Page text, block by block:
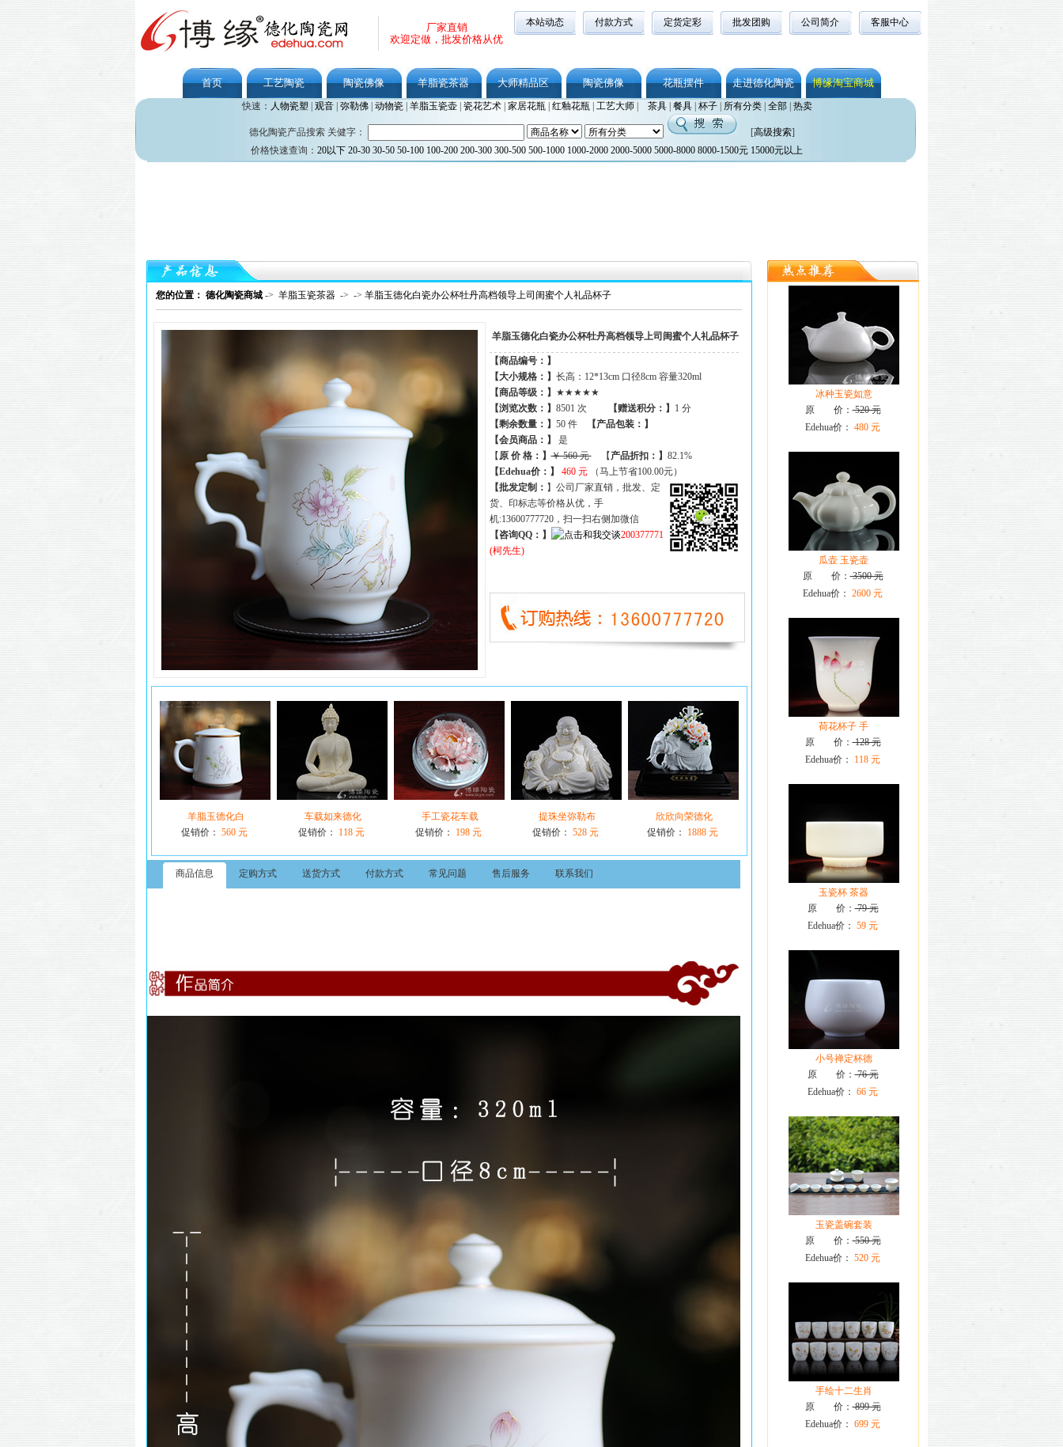
厂家直销
欢迎定做，批发价格从优
本站动态 付款方式 定货定彩 批发团购 公司简介 客服中心
首页 工艺陶瓷 陶瓷佛像 羊脂瓷茶器 大师精品区 陶瓷佛像 花瓶摆件 走进德化陶瓷 博缘淘宝商城
快速： 人物瓷塑 观音| 弥勒佛| 动物瓷| 羊脂玉瓷壶| 瓷花艺术| 家居花瓶| 红釉花瓶| 工艺大师| 茶具| 餐具| 杯子| 所有分类| 全部| 热卖
德化陶瓷产品搜索 关健字： [高级搜索]
价格快速查询： 20以下 20-30 30-50 50-100 100-200 200-300 300-500 500-1000 1000-2000 2000-5000 5000-8000 8000-1500元 15000元以上
您的位置： 德化陶瓷商城 -> 羊脂玉瓷茶器 -> -> 羊脂玉德化白瓷办公杯牡丹高档领导上司闺蜜个人礼品杯子
羊脂玉德化白瓷办公杯牡丹高档领导上司闺蜜个人礼品杯子
【商品编号：】
【大小规格：】 长高：12*13cm 口径8cm 容量320ml
【商品等级：】
★★★★★
【浏览次数：】 8501 次 【赠送积分：】
1 分
【剩余数量：】 50 件【产品包装：】
【会员商品： 】
是
【 原 价 格： 】￥ 560 元【 产品折扣： 】 82.1%
【Edehua价：】
460 元
（马上节省100.00元）
【批发定制： 】公司厂家直销，批发、定
货、印标志等价格从优，手
机:13600777720，扫一扫右侧加微信
【咨询QQ：】
200377771
(柯先生)
羊脂玉德化白
促销价： 560 元
车载如来德化
促销价：
118 元
手工瓷花车载
促销价：
198 元
提珠坐弥勒布
促销价： 528 元
欣欣向荣德化
促销价：
1888 元
商品信息 定购方式 送货方式 付款方式 常见问题 售后服务 联系我们
冰种玉瓷如意
原 价：520 元
Edehua价： 480 元
瓜壶 玉瓷壶
原 价：3500 元
Edehua价： 2600 元
荷花杯子 手
原 价：128 元
Edehua价：
118 元
玉瓷杯 茶器
原 价：79 元
Edehua价： 59 元
小号禅定杯德
原 价：76 元
Edehua价： 66 元
玉瓷盖碗套装
原 价：550 元
Edehua价： 520 元
手绘十二生肖
原 价：899 元
Edehua价： 699 元